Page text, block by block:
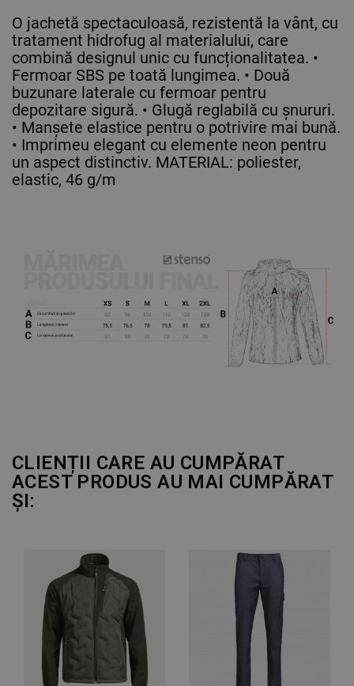
O jachetă spectaculoasă, rezistentă la vânt, cu
tratament hidrofug al materialului, care
combină designul unic cu funcționalitatea. •
Fermoar SBS pe toată lungimea. • Două
buzunare laterale cu fermoar pentru
depozitare sigură. • Glugă reglabilă cu șnururi.
• Manșete elastice pentru o potrivire mai bună.
• Imprimeu elegant cu elemente neon pentru
un aspect distinctiv. MATERIAL: poliester,
elastic, 46 g/m
CLIENȚII CARE AU CUMPĂRAT
ACEST PRODUS AU MAI CUMPĂRAT
ȘI: